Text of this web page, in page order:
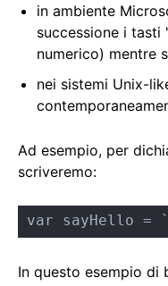
in ambiente
successione i
numerico) mentre
nei sistemi Unix-
Ad esempio, per
scriveremo:
var sayHello =
In questo esempio di